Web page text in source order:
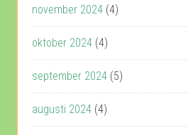
november 2024 (4)
oktober 2024 (4)
september 2024 (5)
augusti 2024 (4)